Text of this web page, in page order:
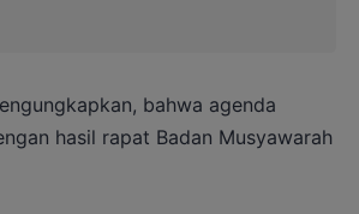
bahwa agenda
hasil rapat Badan Musyawarah